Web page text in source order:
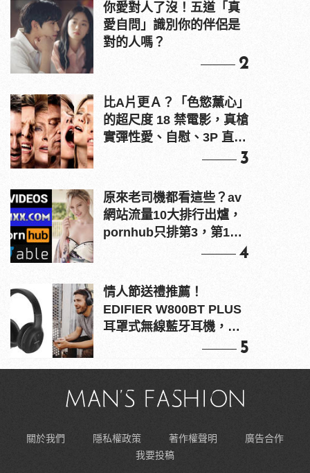
你愛對人了沒！五道「真
愛自問」識別你的伴侶是
對的人嗎？
2
比A片更Ａ？「色慾薰心」
的超尺度 18 禁電影，真槍
實彈性愛、自慰、3P 直接
3
原來老司機都看這些？av
網站流量10大排行出爐，
pornhub只排第3，第1名
4
情人節送禮推薦！
EDIFIER W800BT PLUS
耳罩式無線藍牙耳機，在
5
關於我們 隱私權政策 著作權聲明
廣告合作
我要投稿